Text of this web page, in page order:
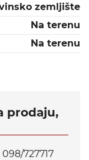
zemljište
Na terenu
Na terenu
prodaju,
727717